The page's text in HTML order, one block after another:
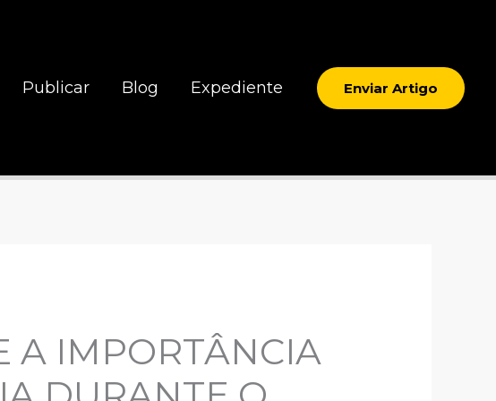
Publicar Blog Expediente Enviar Artigo
A IMPORTÂNCIA